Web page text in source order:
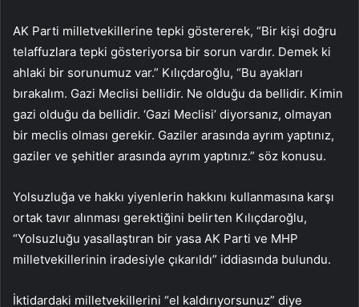
AK Parti milletvekillerine tepki göstererek, “Bir kişi doğru
telaffuzlara tepki gösteriyorsa bir sorun vardır. Demek ki
ahlaki bir sorunumuz var.” Kılıçdaroğlu, “Bu ayakları
bırakalım. Gazi Meclisi bellidir. Ne olduğu da bellidir. Kimin
gazi olduğu da bellidir. ‘Gazi Meclisi’ diyorsanız, olmayan
bir meclis olması gerekir. Gaziler arasında ayrım yaptınız,
gaziler ve şehitler arasında ayrım yaptınız.” söz konusu.
Yolsuzluğa ve hakkı yiyenlerin hakkını kullanmasına karşı
ortak tavır alınması gerektiğini belirten Kılıçdaroğlu,
“Yolsuzluğu yasallaştıran bir yasa AK Parti ve MHP
milletvekillerinin iradesiyle çıkarıldı” iddiasında bulundu.
İktidardaki milletvekillerini “el kaldırıyorsunuz” diye